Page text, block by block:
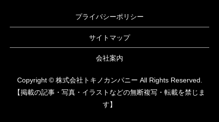
プライバシーポリシー
サイトマップ
会社案内
Copyright © 株式会社トキノカンパニー All Rights Reserved.
【掲載の記事・写真・イラストなどの無断複写・転載を禁じま
す】